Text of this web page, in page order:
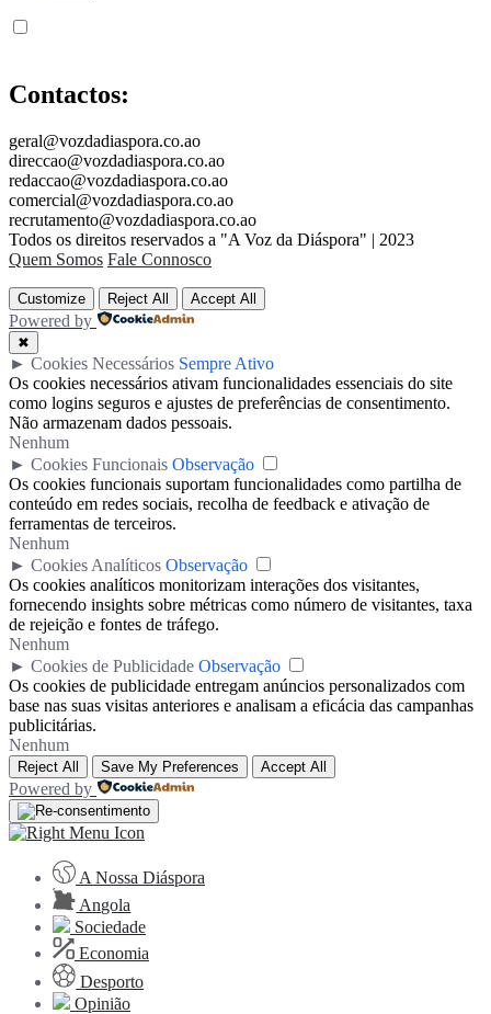
Contactos:
geral@vozdadiaspora.co.ao
direccao@vozdadiaspora.co.ao
redaccao@vozdadiaspora.co.ao
comercial@vozdadiaspora.co.ao
recrutamento@vozdadiaspora.co.ao
Todos os direitos reservados a "A Voz da Diáspora" | 2023
Quem Somos Fale Connosco
Customize Reject All Accept All
Powered by
✖
► Cookies Necessários Sempre Ativo
Os cookies necessários ativam funcionalidades essenciais do site
como logins seguros e ajustes de preferências de consentimento.
Não armazenam dados pessoais.
Nenhum
► Cookies Funcionais Observação
Os cookies funcionais suportam funcionalidades como partilha de
conteúdo em redes sociais, recolha de feedback e ativação de
ferramentas de terceiros.
Nenhum
► Cookies Analíticos Observação
Os cookies analíticos monitorizam interações dos visitantes,
fornecendo insights sobre métricas como número de visitantes, taxa
de rejeição e fontes de tráfego.
Nenhum
► Cookies de Publicidade Observação
Os cookies de publicidade entregam anúncios personalizados com
base nas suas visitas anteriores e analisam a eficácia das campanhas
publicitárias.
Nenhum
Reject All Save My Preferences Accept All
Powered by
A Nossa Diáspora
Angola
Sociedade
Economia
Desporto
Opinião